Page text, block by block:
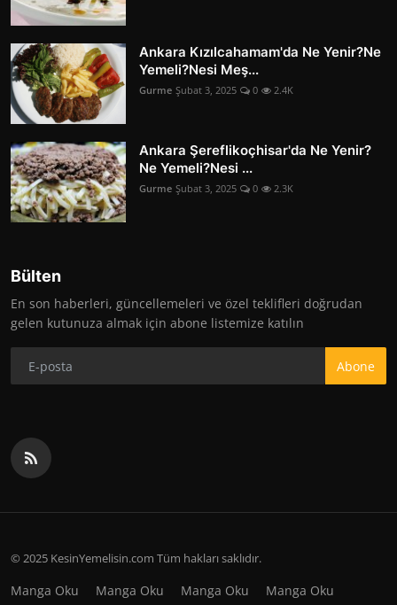
Ankara Kızılcahamam'da Ne Yenir?Ne
Yemeli?Nesi Meş...
Gurme Şubat 3, 2025 0 2.4K
Ankara Şereflikoçhisar'da Ne Yenir?
Ne Yemeli?Nesi ...
Gurme Şubat 3, 2025 0 2.3K
Bülten
En son haberleri, güncellemeleri ve özel teklifleri doğrudan
gelen kutunuza almak için abone listemize katılın
Abone
© 2025 KesinYemelisin.com Tüm hakları saklıdır.
Manga Oku Manga Oku Manga Oku Manga Oku